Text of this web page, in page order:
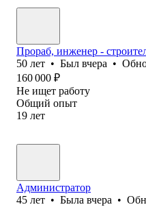
Прораб, инженер -
50 лет • Был вчера •
160 000 ₽
Не ищет работу
Общий опыт
19 лет
Администратор
45 лет • Была вчера •